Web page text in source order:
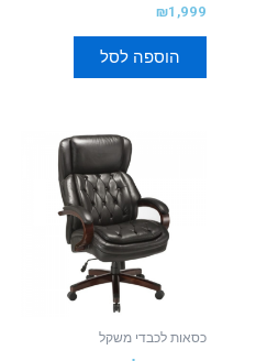
דורג
5.00
מתוך 5
₪1,999
הוספה לסל
כסאות לכבדי משקל